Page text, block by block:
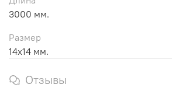
3000 мм.
Размер
14х14 мм.
Отзывы